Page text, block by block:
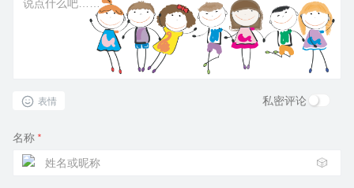
表情 私密评论
名称 *
🎲